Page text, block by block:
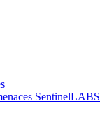
SentinelLABS